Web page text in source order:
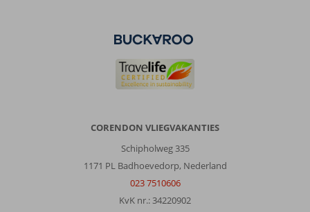
CORENDON VLIEGVAKANTIES
Schipholweg 335
1171 PL Badhoevedorp, Nederland
023 7510606
KvK nr.: 34220902